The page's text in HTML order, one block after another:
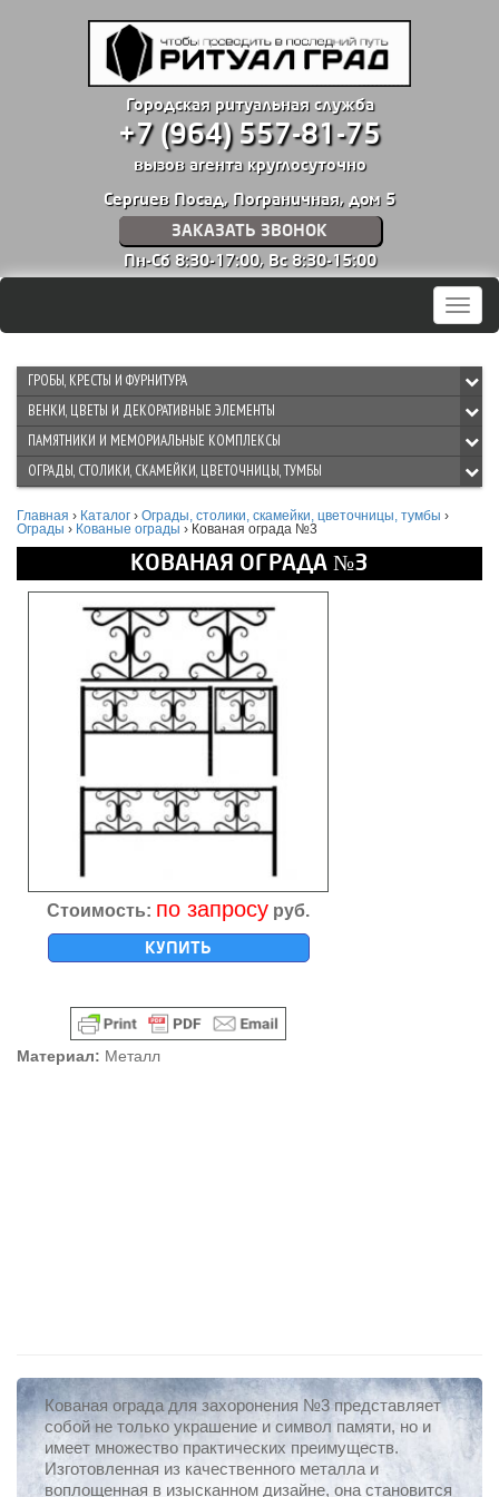
Городская ритуальная служба
+7 (964) 557-81-75
вызов агента круглосуточно
Сергиев Посад, Пограничная, дом 5
ЗАКАЗАТЬ ЗВОНОК
Пн-Сб 8:30-17:00, Вс 8:30-15:00
Меню
ГРОБЫ, КРЕСТЫ И ФУРНИТУРА
ВЕНКИ, ЦВЕТЫ И ДЕКОРАТИВНЫЕ ЭЛЕМЕНТЫ
ПАМЯТНИКИ И МЕМОРИАЛЬНЫЕ КОМПЛЕКСЫ
ОГРАДЫ, СТОЛИКИ, СКАМЕЙКИ, ЦВЕТОЧНИЦЫ, ТУМБЫ
Главная › Каталог › Ограды, столики, скамейки, цветочницы, тумбы ›
Ограды › Кованые ограды › Кованая ограда №3
КОВАНАЯ ОГРАДА №3
Стоимость: по запросу руб.
КУПИТЬ
Материал: Металл
Кованая ограда для захоронения №3 представляет
собой не только украшение и символ памяти, но и
имеет множество практических преимуществ.
Изготовленная из качественного металла и
воплощенная в изысканном дизайне, она становится